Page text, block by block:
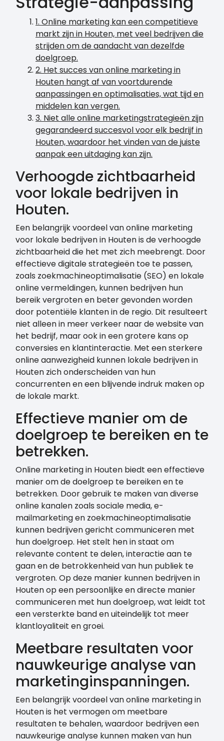
1. Online marketing kan een competitieve
markt zijn in Houten, met veel bedrijven die
strijden om de aandacht van dezelfde
doelgroep.
2. Het succes van online marketing in
Houten hangt af van voortdurende
aanpassingen en optimalisaties, wat tijd en
middelen kan vergen.
3. Niet alle online marketingstrategieën zijn
gegarandeerd succesvol voor elk bedrijf in
Houten, waardoor het vinden van de juiste
aanpak een uitdaging kan zijn.
Verhoogde zichtbaarheid
voor lokale bedrijven in
Houten.
Een belangrijk voordeel van online marketing
voor lokale bedrijven in Houten is de verhoogde
zichtbaarheid die het met zich meebrengt. Door
effectieve digitale strategieën toe te passen,
zoals zoekmachineoptimalisatie (SEO) en lokale
online vermeldingen, kunnen bedrijven hun
bereik vergroten en beter gevonden worden
door potentiële klanten in de regio. Dit resulteert
niet alleen in meer verkeer naar de website van
het bedrijf, maar ook in een grotere kans op
conversies en klantinteractie. Met een sterkere
online aanwezigheid kunnen lokale bedrijven in
Houten zich onderscheiden van hun
concurrenten en een blijvende indruk maken op
de lokale markt.
Effectieve manier om de
doelgroep te bereiken en te
betrekken.
Online marketing in Houten biedt een effectieve
manier om de doelgroep te bereiken en te
betrekken. Door gebruik te maken van diverse
online kanalen zoals sociale media, e-
mailmarketing en zoekmachineoptimalisatie
kunnen bedrijven gericht communiceren met
hun doelgroep. Het stelt hen in staat om
relevante content te delen, interactie aan te
gaan en de betrokkenheid van hun publiek te
vergroten. Op deze manier kunnen bedrijven in
Houten op een persoonlijke en directe manier
communiceren met hun doelgroep, wat leidt tot
een versterkte band en uiteindelijk tot meer
klantloyaliteit en groei.
Meetbare resultaten voor
nauwkeurige analyse van
marketinginspanningen.
Een belangrijk voordeel van online marketing in
Houten is het vermogen om meetbare
resultaten te behalen, waardoor bedrijven een
nauwkeurige analyse kunnen maken van hun